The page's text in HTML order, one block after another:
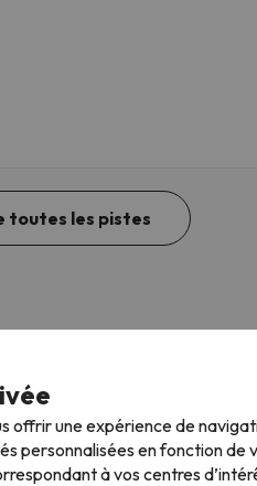
toutes les pistes
offrir une expérience de
personnalisées en fonction de
à vos centres